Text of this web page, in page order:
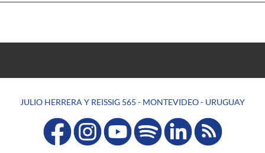
JULIO HERRERA Y REISSIG 565 - MONTEVIDEO - URUGUAY